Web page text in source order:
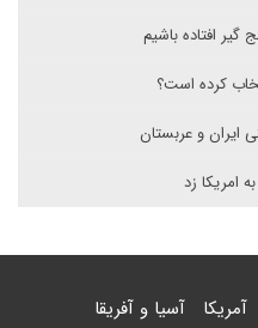
گیر افتاده باشیم
کرده است؟
ایران و عربستان
امریکا زد
آمریکا آسیا و آفریقا